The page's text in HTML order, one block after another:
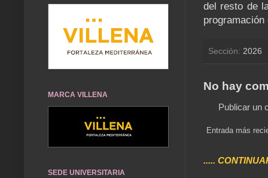
del resto de
programación
Sección: 2026
No hay
Publicar un
Entrada más
.....
MARCA VILLENA
SEDE UNIVERSITARIA